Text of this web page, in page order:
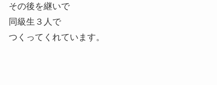
その後を継いで
同級生３人で
つくってくれています。